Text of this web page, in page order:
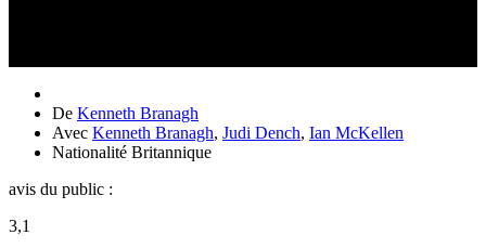
De Kenneth Branagh
Avec Kenneth Branagh, Judi Dench, Ian McKellen
Nationalité Britannique
avis du public :
3,1